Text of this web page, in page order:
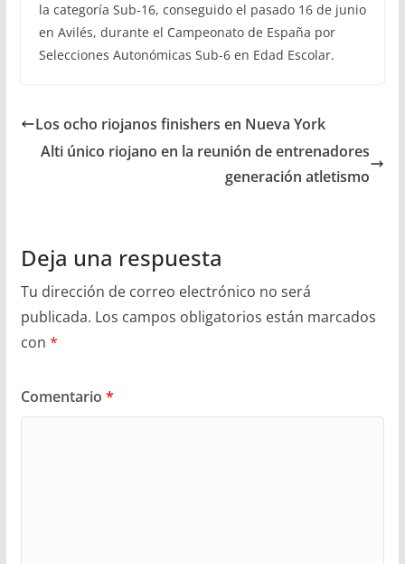
la categoría Sub-16, conseguido el pasado 16 de junio
en Avilés, durante el Campeonato de España por
Selecciones Autonómicas Sub-6 en Edad Escolar.
Los ocho riojanos finishers en Nueva York
Alti único riojano en la reunión de entrenadores
generación atletismo
Deja una respuesta
Tu dirección de correo electrónico no será
publicada. Los campos obligatorios están marcados
con *
Comentario *